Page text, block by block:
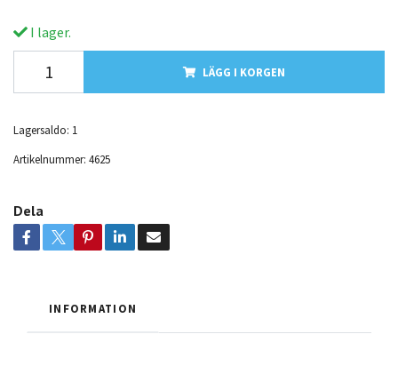
I lager.
LÄGG I KORGEN
Lagersaldo: 1
Artikelnummer: 4625
Dela
INFORMATION